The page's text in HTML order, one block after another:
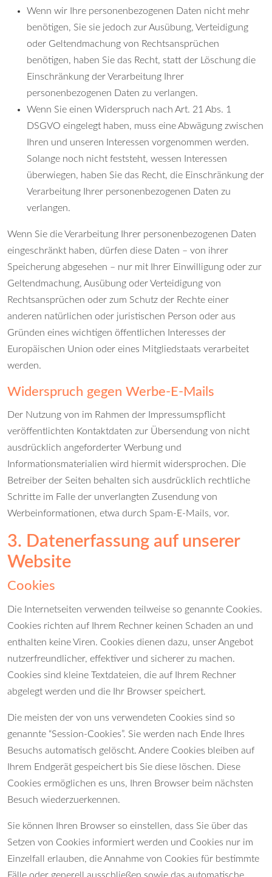
Wenn wir Ihre personenbezogenen Daten nicht mehr
benötigen, Sie sie jedoch zur Ausübung, Verteidigung
oder Geltendmachung von Rechtsansprüchen
benötigen, haben Sie das Recht, statt der Löschung die
Einschränkung der Verarbeitung Ihrer
personenbezogenen Daten zu verlangen.
Wenn Sie einen Widerspruch nach Art. 21 Abs. 1
DSGVO eingelegt haben, muss eine Abwägung zwischen
Ihren und unseren Interessen vorgenommen werden.
Solange noch nicht feststeht, wessen Interessen
überwiegen, haben Sie das Recht, die Einschränkung der
Verarbeitung Ihrer personenbezogenen Daten zu
verlangen.
Wenn Sie die Verarbeitung Ihrer personenbezogenen Daten
eingeschränkt haben, dürfen diese Daten – von ihrer
Speicherung abgesehen – nur mit Ihrer Einwilligung oder zur
Geltendmachung, Ausübung oder Verteidigung von
Rechtsansprüchen oder zum Schutz der Rechte einer
anderen natürlichen oder juristischen Person oder aus
Gründen eines wichtigen öffentlichen Interesses der
Europäischen Union oder eines Mitgliedstaats verarbeitet
werden.
Widerspruch gegen Werbe-E-Mails
Der Nutzung von im Rahmen der Impressumspflicht
veröffentlichten Kontaktdaten zur Übersendung von nicht
ausdrücklich angeforderter Werbung und
Informationsmaterialien wird hiermit widersprochen. Die
Betreiber der Seiten behalten sich ausdrücklich rechtliche
Schritte im Falle der unverlangten Zusendung von
Werbeinformationen, etwa durch Spam-E-Mails, vor.
3. Datenerfassung auf unserer
Website
Cookies
Die Internetseiten verwenden teilweise so genannte Cookies.
Cookies richten auf Ihrem Rechner keinen Schaden an und
enthalten keine Viren. Cookies dienen dazu, unser Angebot
nutzerfreundlicher, effektiver und sicherer zu machen.
Cookies sind kleine Textdateien, die auf Ihrem Rechner
abgelegt werden und die Ihr Browser speichert.
Die meisten der von uns verwendeten Cookies sind so
genannte “Session-Cookies”. Sie werden nach Ende Ihres
Besuchs automatisch gelöscht. Andere Cookies bleiben auf
Ihrem Endgerät gespeichert bis Sie diese löschen. Diese
Cookies ermöglichen es uns, Ihren Browser beim nächsten
Besuch wiederzuerkennen.
Sie können Ihren Browser so einstellen, dass Sie über das
Setzen von Cookies informiert werden und Cookies nur im
Einzelfall erlauben, die Annahme von Cookies für bestimmte